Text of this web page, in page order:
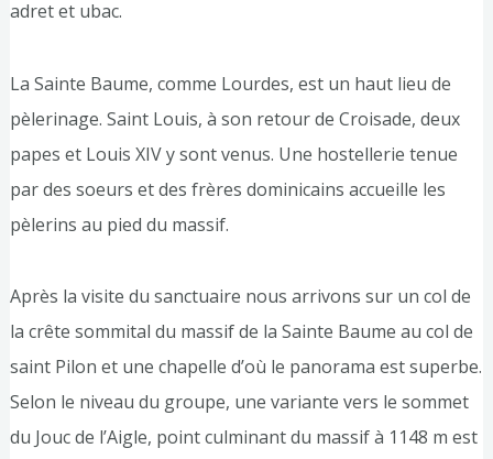
adret et ubac.
La Sainte Baume, comme Lourdes, est un haut lieu de
pèlerinage. Saint Louis, à son retour de Croisade, deux
papes et Louis XIV y sont venus. Une hostellerie tenue
par des soeurs et des frères dominicains accueille les
pèlerins au pied du massif.
Après la visite du sanctuaire nous arrivons sur un col de
la crête sommital du massif de la Sainte Baume au col de
saint Pilon et une chapelle d’où le panorama est superbe.
Selon le niveau du groupe, une variante vers le sommet
du Jouc de l’Aigle, point culminant du massif à 1148 m est